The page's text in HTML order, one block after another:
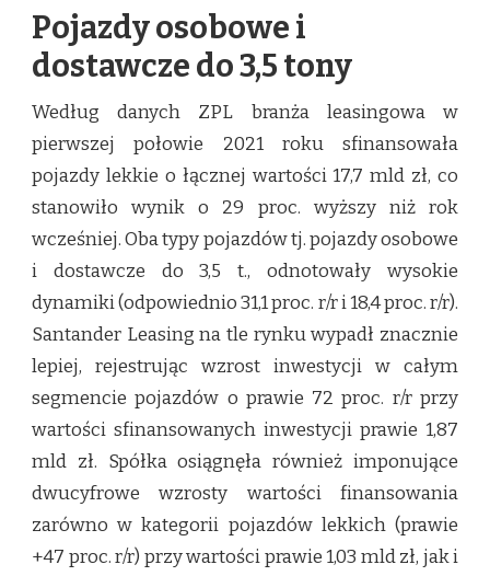
Pojazdy osobowe i
dostawcze do 3,5 tony
Według danych ZPL branża leasingowa w
pierwszej połowie 2021 roku sfinansowała
pojazdy lekkie o łącznej wartości 17,7 mld zł, co
stanowiło wynik o 29 proc. wyższy niż rok
wcześniej. Oba typy pojazdów tj. pojazdy osobowe
i dostawcze do 3,5 t., odnotowały wysokie
dynamiki (odpowiednio 31,1 proc. r/r i 18,4 proc. r/r).
Santander Leasing na tle rynku wypadł znacznie
lepiej, rejestrując wzrost inwestycji w całym
segmencie pojazdów o prawie 72 proc. r/r przy
wartości sfinansowanych inwestycji prawie 1,87
mld zł. Spółka osiągnęła również imponujące
dwucyfrowe wzrosty wartości finansowania
zarówno w kategorii pojazdów lekkich (prawie
+47 proc. r/r) przy wartości prawie 1,03 mld zł, jak i